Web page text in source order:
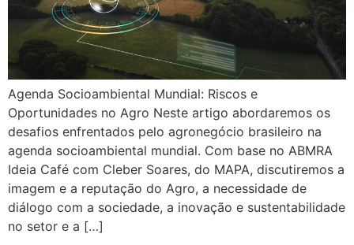
Agenda Socioambiental Mundial: Riscos e
Oportunidades no Agro Neste artigo abordaremos os
desafios enfrentados pelo agronegócio brasileiro na
agenda socioambiental mundial. Com base no ABMRA
Ideia Café com Cleber Soares, do MAPA, discutiremos a
imagem e a reputação do Agro, a necessidade de
diálogo com a sociedade, a inovação e sustentabilidade
no setor e a […]